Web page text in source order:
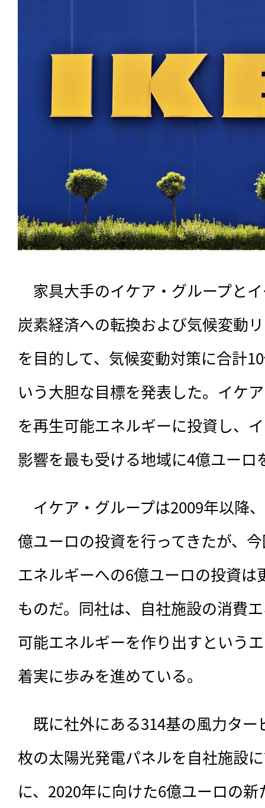
家具大手のイケア・グループと
炭素経済への転換および気候変動
を目的して、気候変動対策に合計
いう大胆な目標を発表した。イケ
を再生可能エネルギーに投資し、
影響を最も受ける地域に4億ユーロ
イケア・グループは2009年以降
億ユーロの投資を行ってきたが、
エネルギーへの6億ユーロの投資は
ものだ。同社は、自社施設の消費
可能エネルギーを作り出すという
着実に歩みを進めている。
既に社外にある314基の風力ター
枚の太陽光発電パネルを自社施設
に、2020年に向けた6億ユーロの